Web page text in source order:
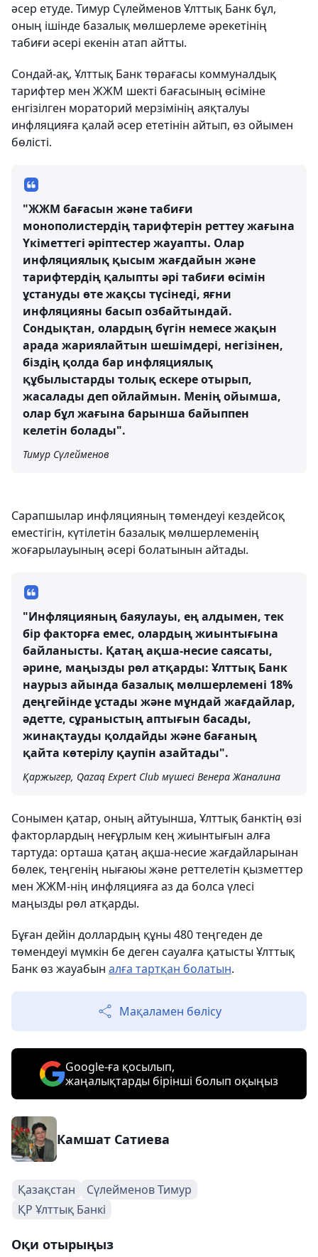
әсер етуде. Тимур Сүлейменов Ұлттық Банк бұл,
оның ішінде базалық мөлшерлеме әрекетінің
табиғи әсері екенін атап айтты.
Сондай-ақ, Ұлттық Банк төрағасы коммуналдық
тарифтер мен ЖЖМ шекті бағасының өсіміне
енгізілген мораторий мерзімінің аяқталуы
инфляцияға қалай әсер ететінін айтып, өз ойымен
бөлісті.
"ЖЖМ бағасын және табиғи
монополистердің тарифтерін реттеу жағына
Үкіметтегі әріптестер жауапты. Олар
инфляциялық қысым жағдайын және
тарифтердің қалыпты әрі табиғи өсімін
ұстануды өте жақсы түсінеді, яғни
инфляцияны басып озбайтындай.
Сондықтан, олардың бүгін немесе жақын
арада жариялайтын шешімдері, негізінен,
біздің қолда бар инфляциялық
құбылыстарды толық ескере отырып,
жасалады деп ойлаймын. Менің ойымша,
олар бұл жағына барынша байыппен
келетін болады".
Тимур Сүлейменов
Сарапшылар инфляцияның төмендеуі кездейсоқ
еместігін, күтілетін базалық мөлшерлеменің
жоғарылауының әсері болатынын айтады.
"Инфляцияның баяулауы, ең алдымен, тек
бір факторға емес, олардың жиынтығына
байланысты. Қатаң ақша-несие саясаты,
әрине, маңызды рөл атқарды: Ұлттық Банк
наурыз айында базалық мөлшерлемені 18%
деңгейінде ұстады және мұндай жағдайлар,
әдетте, сұраныстың аптығын басады,
жинақтауды қолдайды және бағаның
қайта көтерілу қаупін азайтады".
Қаржыгер, Qazaq Expert Club мүшесі Венера Жаналина
Сонымен қатар, оның айтуынша, Ұлттық банктің өзі
факторлардың неғұрлым кең жиынтығын алға
тартуда: орташа қатаң ақша-несие жағдайларынан
бөлек, теңгенің нығаюы және реттелетін қызметтер
мен ЖЖМ-нің инфляцияға аз да болса үлесі
маңызды рөл атқарды.
Бұған дейін доллардың құны 480 теңгеден де
төмендеуі мүмкін бе деген сауалға қатысты Ұлттық
Банк өз жауабын алға тартқан болатын.
Мақаламен бөлісу
Google-ға қосылып,
жаңалықтарды бірінші болып оқыңыз
Камшат Сатиева
Қазақстан
Сүлейменов Тимур
ҚР Ұлттық Банкі
Оқи отырыңыз